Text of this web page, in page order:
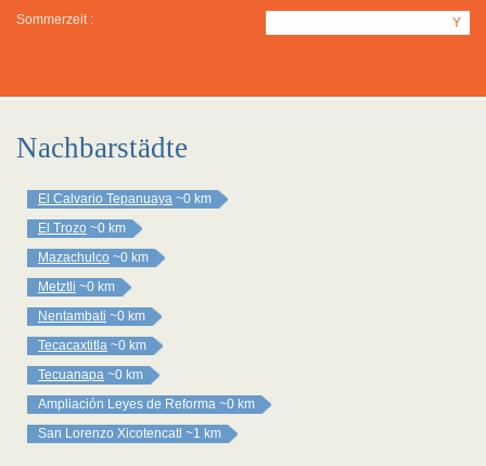
Sommerzeit : Y
Nachbarstädte
El Calvario Tepanuaya ~0 km
El Trozo ~0 km
Mazachulco ~0 km
Metztli ~0 km
Nentambati ~0 km
Tecacaxtitla ~0 km
Tecuanapa ~0 km
Ampliación Leyes de Reforma ~0 km
San Lorenzo Xicotencatl ~1 km